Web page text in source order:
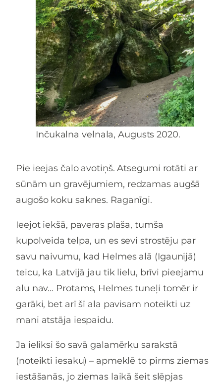
Inčukalna velnala, Augusts 2020.
Pie ieejas čalo avotiņš. Atsegumi rotāti ar
sūnām un gravējumiem, redzamas augšā
augošo koku saknes. Raganīgi.
Ieejot iekšā, paveras plaša, tumša
kupolveida telpa, un es sevi strostēju par
savu naivumu, kad Helmes alā (Igaunijā)
teicu, ka Latvijā jau tik lielu, brīvi pieejamu
alu nav… Protams, Helmes tuneļi tomēr ir
garāki, bet arī šī ala pavisam noteikti uz
mani atstāja iespaidu.
Ja ieliksi šo savā galamērķu sarakstā
(noteikti iesaku) – apmeklē to pirms ziemas
iestāšanās, jo ziemas laikā šeit slēpjas